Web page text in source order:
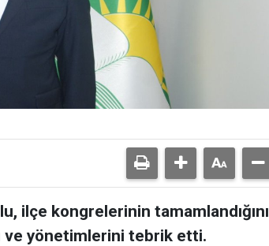
ilçe kongrelerinin tamamlandığını
ve yönetimlerini tebrik etti.